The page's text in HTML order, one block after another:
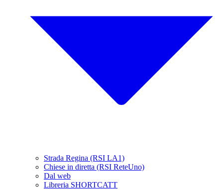
Strada Regina (RSI LA1)
Chiese in diretta (RSI ReteUno)
Dal web
Libreria SHORTCATT